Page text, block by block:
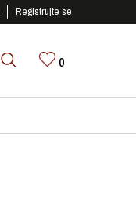
Registrujte se
0